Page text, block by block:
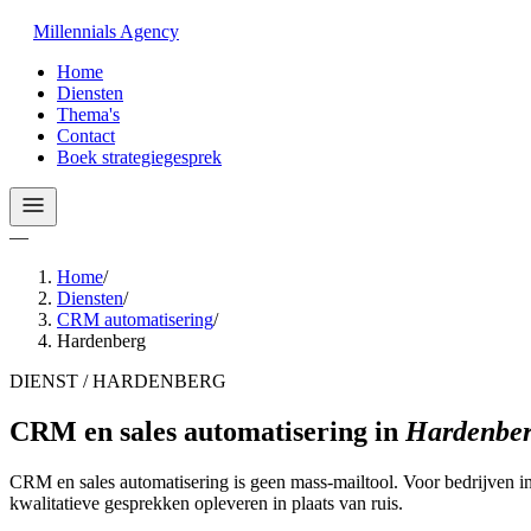
Millennials Agency
Home
Diensten
Thema's
Contact
Boek strategiegesprek
—
Home/
Diensten/
CRM automatisering/
Hardenberg
DIENST / HARDENBERG
CRM en sales automatisering in
CRM en sales automatisering is geen mass-mailtool. Voor
kwalitatieve gesprekken opleveren in plaats van ruis.